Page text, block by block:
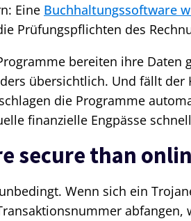
Eine Buchhaltungssoftware
Prüfungspflichten des
bereiten ihre Daten
übersichtlich. Und fällt
die Programme
finanzielle Engpässe
secure than
Wenn sich ein
abfangen,